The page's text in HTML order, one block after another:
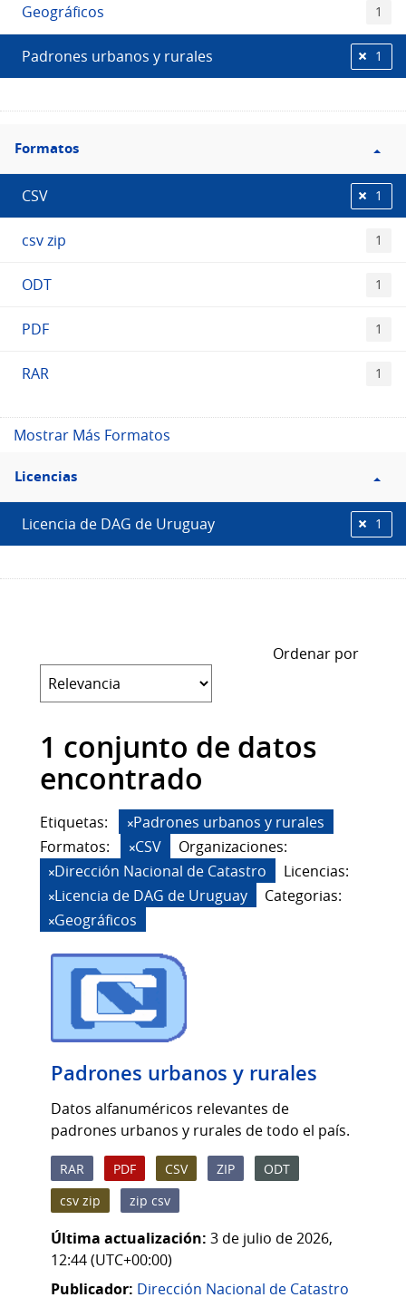
Geográficos 1
Padrones urbanos y rurales 1
Filtro
Formatos
Formatos
CSV 1
csv zip 1
ODT 1
PDF 1
RAR 1
Mostrar Más Formatos
Filtro
Licencias
Licencias
Licencia de DAG de Uruguay 1
Ordenar por
1 conjunto de datos
encontrado
Etiquetas:
Padrones urbanos y rurales
Formatos:
CSV
Organizaciones:
Dirección Nacional de Catastro
Licencias:
Licencia de DAG de Uruguay
Categorias:
Geográficos
Padrones urbanos y rurales
Datos alfanuméricos relevantes de
padrones urbanos y rurales de todo el país.
RAR PDF CSV ZIP
ODT
csv zip
zip csv
Última actualización: 3 de julio de 2026,
12:44 (UTC+00:00)
Publicador: Dirección Nacional de Catastro